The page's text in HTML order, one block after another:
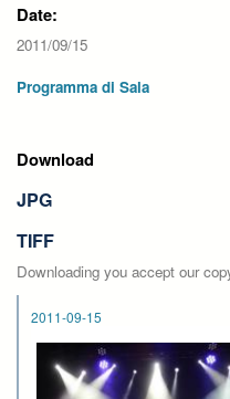
Date:
2011/09/15
Programma di Sala
Download
JPG
TIFF
Downloading you accept our
2011-09-15